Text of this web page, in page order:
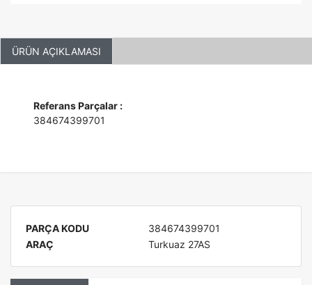
ÜRÜN AÇIKLAMASI
Referans Parçalar :
384674399701
PARÇA KODU
384674399701
ARAÇ
Turkuaz 27AS